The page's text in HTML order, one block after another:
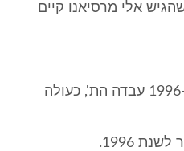
אלי מרסיאנו קיים
ב. בכל אחת מהשנים 1996-1990 עבדה הת', כעולה
1996.